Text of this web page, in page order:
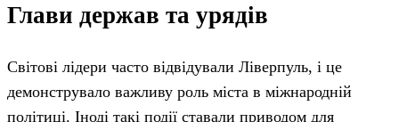
Глави держав та урядів
Світові лідери часто відвідували Ліверпуль, і це
демонструвало важливу роль міста в міжнародній
політиці. Іноді такі події ставали приводом для